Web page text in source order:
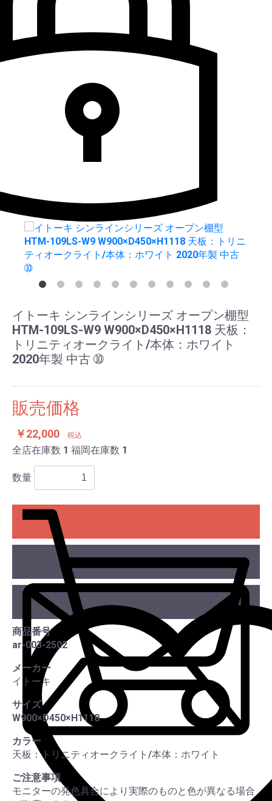
イトーキ シンラインシリーズ オープン棚型
HTM-109LS-W9 W900×D450×H1118 天板：
トリニティオークライト/本体：ホワイト
2020年製 中古 ➉
販売価格
￥22,000 税込
全店在庫数 1 福岡在庫数 1
数量
商品番号
ar-003-2502
メーカー
イトーキ
サイズ
W900×D450×H1118
カラー
天板：トリニティオークライト/本体：ホワイト
ご注意事項
モニターの発色具合により実際のものと色が異なる場合